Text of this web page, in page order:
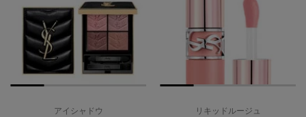
アイシャドウ リキッドルージュ